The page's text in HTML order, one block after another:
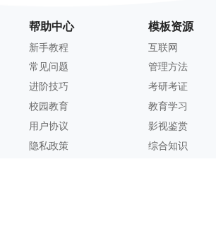
帮助中心
新手教程
常见问题
进阶技巧
校园教育
用户协议
隐私政策
模板资源
互联网
管理方法
考研考证
教育学习
影视鉴赏
综合知识